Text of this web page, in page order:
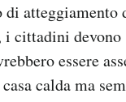
di
cittadini devono
essere
calda ma